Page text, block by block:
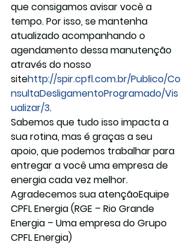
que consigamos avisar você a
tempo. Por isso, se mantenha
atualizado acompanhando o
agendamento dessa manutenção
através do nosso
sitehttp://spir.cpfl.com.br/Publico/Co
nsultaDesligamentoProgramado/Vis
ualizar/3.
Sabemos que tudo isso impacta a
sua rotina, mas é graças a seu
apoio, que podemos trabalhar para
entregar a você uma empresa de
energia cada vez melhor.
Agradecemos sua atençãoEquipe
CPFL Energia (RGE – Rio Grande
Energia – Uma empresa do Grupo
CPFL Energia)